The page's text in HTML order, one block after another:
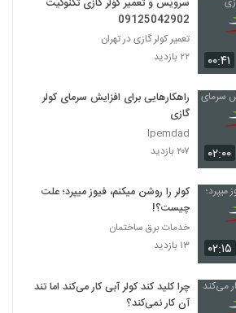
۰۰:۴۱
09125042902
تعمیر کولر گازی در تهران
۲۲ بازدید
۰۲:۰۰
راهکارهایی برای افزایش سرمای کولر
گازی
Ipemdad
۲۰۷ بازدید
۰۲:۱۵
کولر را روشن میکنم، فیوز میپرد؛ علت
چیست؟!
خدمات برق ساختمان
۱۳ بازدید
چرا کلید کند کولر آبی کار می‌کند اما تند
آن کار نمی‌کند؟